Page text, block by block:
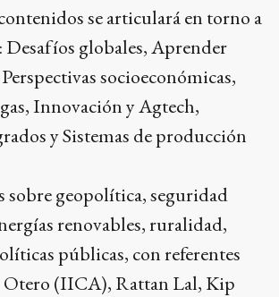
se articulará en torno a
Desafíos globales, Aprender
socioeconómicas,
Innovación y Agtech,
y Sistemas de producción
sobre geopolítica, seguridad
renovables, ruralidad,
públicas, con referentes
Otero (IICA), Rattan Lal, Kip